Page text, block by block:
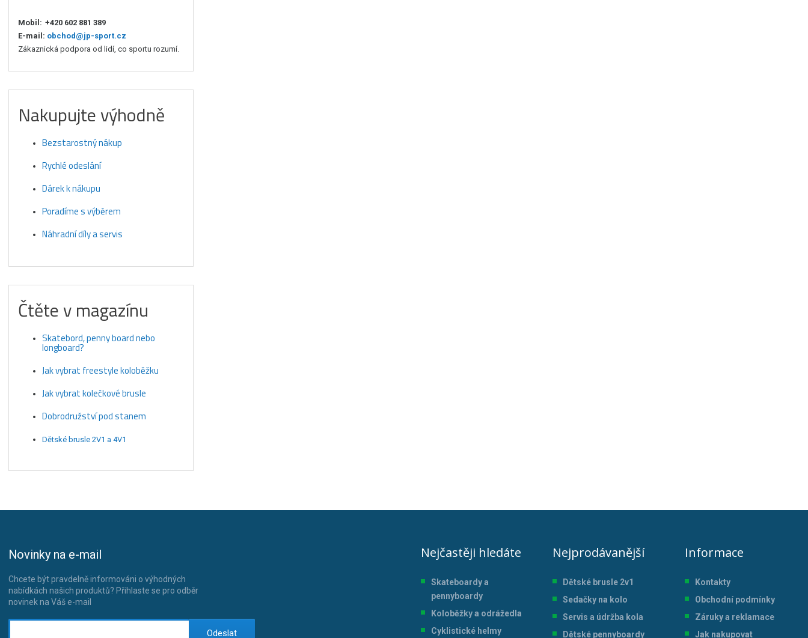
Mobil: +420 602 881 389
E-mail: obchod@jp-sport.cz
Zákaznická podpora od lidí, co sportu rozumí.
Nakupujte výhodně
Bezstarostný nákup
Rychlé odeslání
Dárek k nákupu
Poradíme s výběrem
Náhradní díly a servis
Čtěte v magazínu
Skatebord, penny board nebo
longboard?
Jak vybrat freestyle koloběžku
Jak vybrat kolečkové brusle
Dobrodružství pod stanem
Dětské brusle 2V1 a 4V1
Novinky na e-mail
Chcete být pravdelně informováni o výhodných
nabídkách našich produktů? Přihlaste se pro odběr
novinek na Váš e-mail
Odeslat
Nejčastěji hledáte
Skateboardy a
pennyboardy
Koloběžky a odrážedla
Cyklistické helmy
Nejprodávanější
Dětské brusle 2v1
Sedačky na kolo
Servis a údržba kola
Dětské pennyboardy
Informace
Kontakty
Obchodní podmínky
Záruky a reklamace
Jak nakupovat